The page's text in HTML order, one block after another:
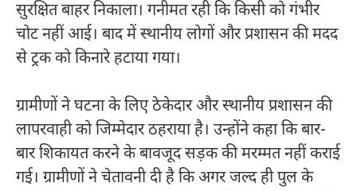
सुरक्षित बाहर निकाला। गनीमत रही कि किसी को गंभीर
चोट नहीं आई। बाद में स्थानीय लोगों और प्रशासन की मदद
से ट्रक को किनारे हटाया गया।
ग्रामीणों ने घटना के लिए ठेकेदार और स्थानीय प्रशासन की
लापरवाही को जिम्मेदार ठहराया है। उन्होंने कहा कि बार-
बार शिकायत करने के बावजूद सड़क की मरम्मत नहीं कराई
गई। ग्रामीणों ने चेतावनी दी है कि अगर जल्द ही पुल के